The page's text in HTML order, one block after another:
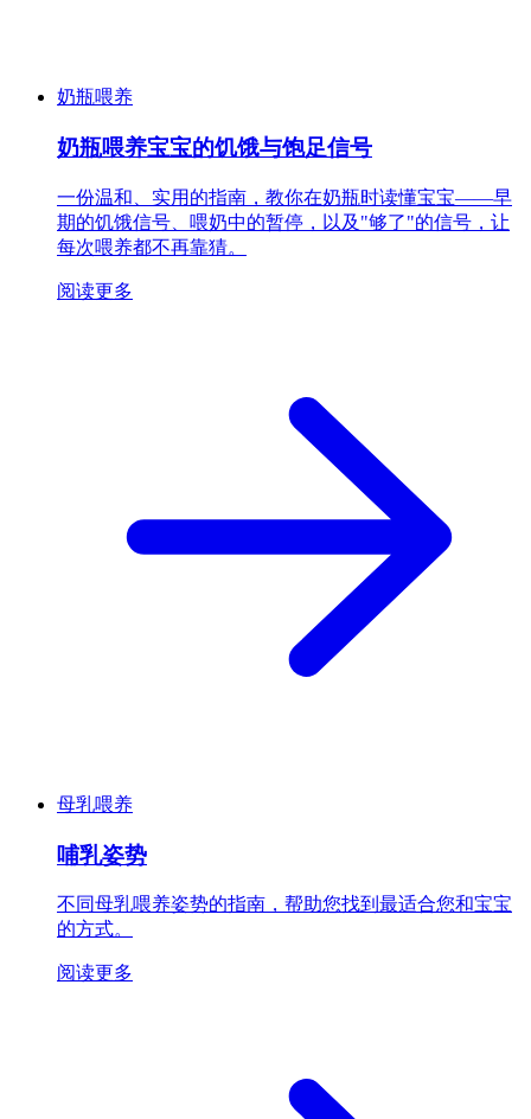
奶瓶喂养
奶瓶喂养宝宝的饥饿与饱足信号
一份温和、实用的指南，教你在奶瓶时读懂宝宝——早
期的饥饿信号、喂奶中的暂停，以及"够了"的信号，让
每次喂养都不再靠猜。
阅读更多
母乳喂养
哺乳姿势
不同母乳喂养姿势的指南，帮助您找到最适合您和宝宝
的方式。
阅读更多